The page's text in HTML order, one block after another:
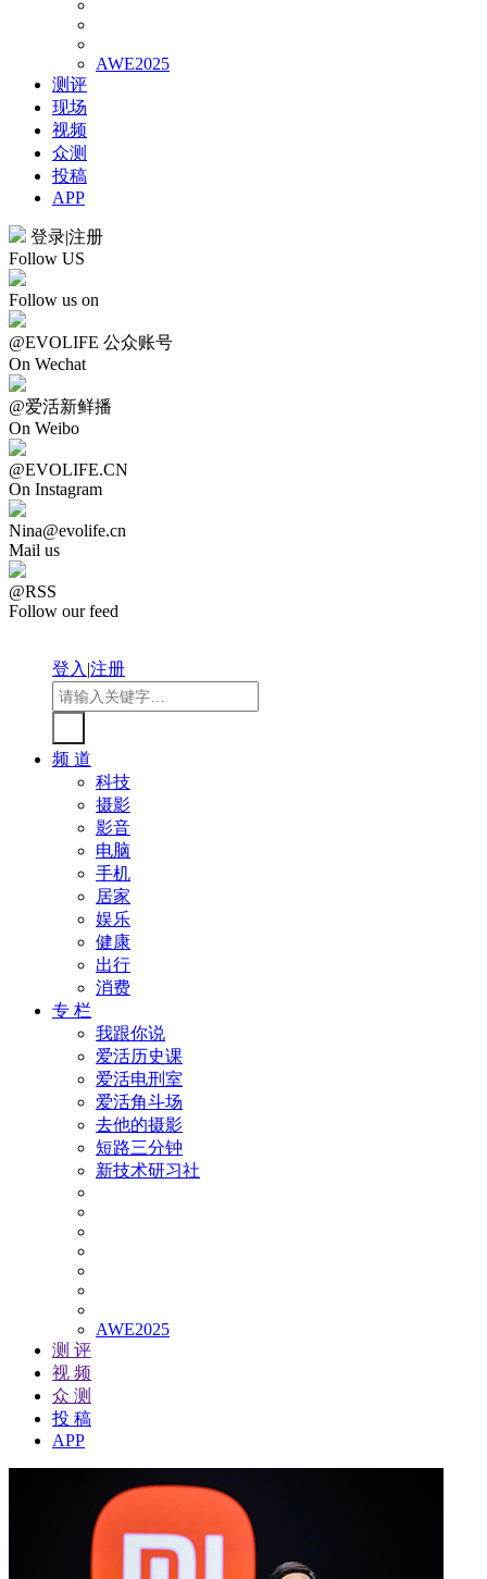
AWE2025
测评
现场
视频
众测
投稿
APP
登录|注册
Follow US
Follow us on
@EVOLIFE 公众账号
On Wechat
@爱活新鲜播
On Weibo
@EVOLIFE.CN
On Instagram
Nina@evolife.cn
Mail us
@RSS
Follow our feed
登入|注册
频 道
科技
摄影
影音
电脑
手机
居家
娱乐
健康
出行
消费
专 栏
我跟你说
爱活历史课
爱活电刑室
爱活角斗场
去他的摄影
短路三分钟
新技术研习社
AWE2025
测 评
视 频
众 测
投 稿
APP